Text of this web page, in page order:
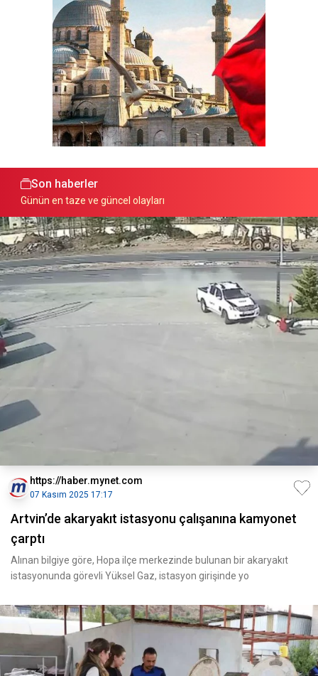
Son haberler
Günün en taze ve güncel olayları
https://haber.mynet.com
07 Kasım 2025 17:17
Artvin’de akaryakıt istasyonu çalışanına kamyonet
çarptı
Alınan bilgiye göre, Hopa ilçe merkezinde bulunan bir akaryakıt
istasyonunda görevli Yüksel Gaz, istasyon girişinde yo